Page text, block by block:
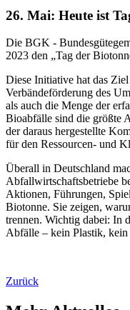
26. Mai: Heute ist
Die BGK -
2023 den „Tag der
Diese Initiative hat das
Verbändeförderung des
als auch die Menge der
Bioabfälle sind die größte
der daraus hergestellte
für den Ressourcen- und
Überall in Deutschland
Abfallwirtschaftsbetriebe
Aktionen, Führungen,
Biotonne. Sie zeigen,
trennen. Wichtig dabei: In
Abfälle – kein Plastik, kein
Zurück